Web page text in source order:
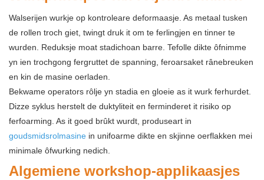
Walserijen wurkje op kontroleare deformaasje. As metaal tusken
de rollen troch giet, twingt druk it om te ferlingjen en tinner te
wurden. Reduksje moat stadichoan barre. Tefolle dikte ôfnimme
yn ien trochgong fergruttet de spanning, feroarsaket rânebreuken
en kin de masine oerladen.
Bekwame operators rôlje yn stadia en gloeie as it wurk ferhurdet.
Dizze syklus herstelt de duktyliteit en ferminderet it risiko op
ferfoarming. As it goed brûkt wurdt, produseart in
goudsmidsrolmasine in unifoarme dikte en skjinne oerflakken mei
minimale ôfwurking nedich.
Algemiene workshop-applikaasjes